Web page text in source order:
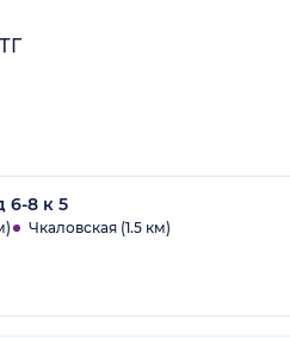
6-8 к 5
Чкаловская (1.5 км)